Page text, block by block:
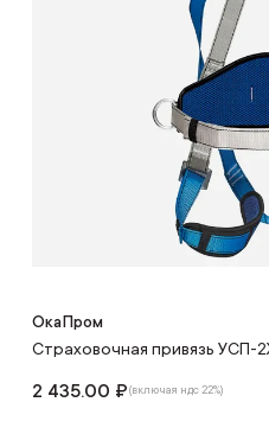
ОкаПром
Страховочная привязь
2 435.00 ₽(включая ндс 22%)